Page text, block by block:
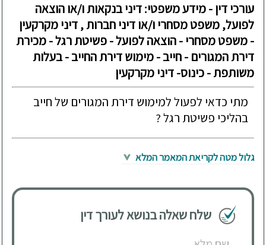
עורכי דין - מידע משפטי: דיני בנקאות ו/או הוצאה
לפועל, משפט מסחרי ו/או דיני חברות , דיני מקרקעין
- משפט מסחרי - הוצאה לפועל - פשיטת רגל - מכירת
דירת המגורים - חייב - מימוש דירת החייב - בעלות
משותפת - כינוס- דיני מקרקעין
מתי כדאי לפעול למימוש דירת המגורים של חייב
בהליכי פשיטת רגל ?
גלול מטה לקריאת המאמר המלא
שלח שאלה בנושא לעורך דין